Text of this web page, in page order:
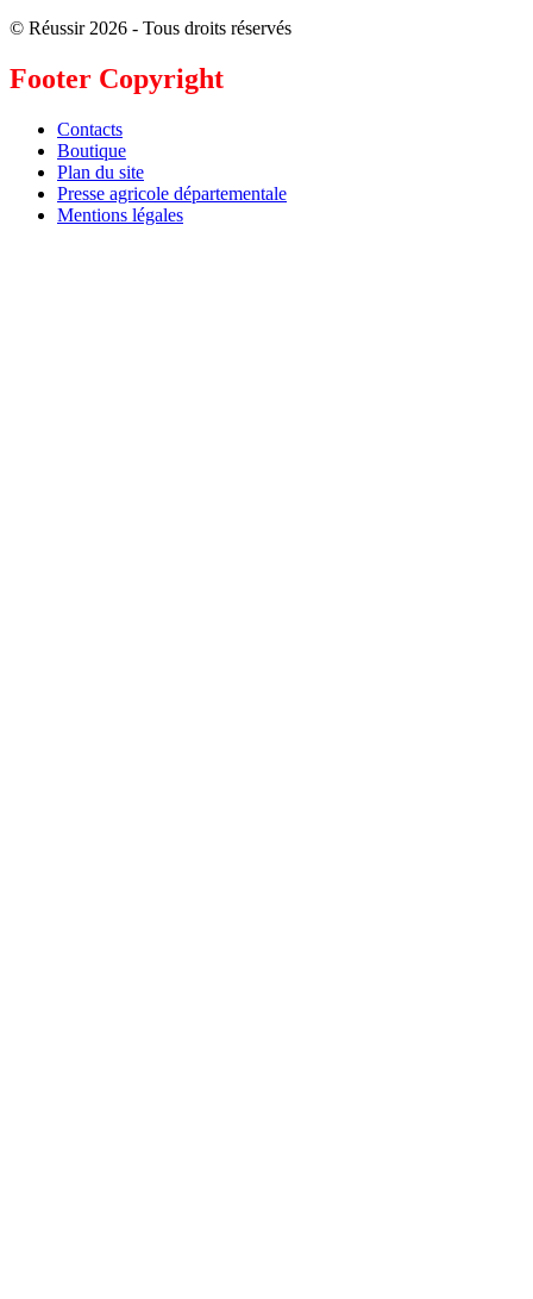
© Réussir 2026 - Tous droits réservés
Footer Copyright
Contacts
Boutique
Plan du site
Presse agricole départementale
Mentions légales